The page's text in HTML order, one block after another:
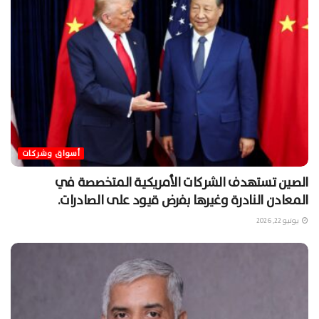
أسواق وشركات
الصين تستهدف الشركات الأمريكية المتخصصة في
المعادن النادرة وغيرها بفرض قيود على الصادرات.
يونيو 22, 2026